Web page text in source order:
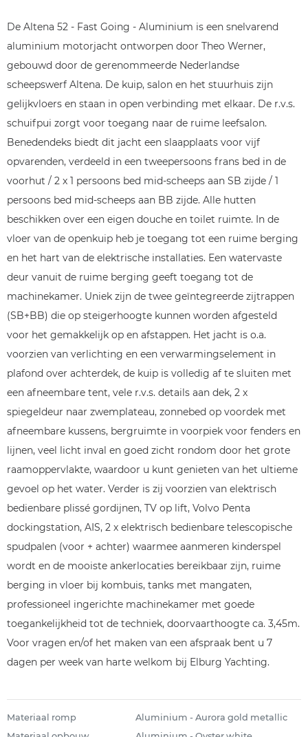
De Altena 52 - Fast Going - Aluminium is een snelvarend
aluminium motorjacht ontworpen door Theo Werner,
gebouwd door de gerenommeerde Nederlandse
scheepswerf Altena. De kuip, salon en het stuurhuis zijn
gelijkvloers en staan in open verbinding met elkaar. De r.v.s.
schuifpui zorgt voor toegang naar de ruime leefsalon.
Benedendeks biedt dit jacht een slaapplaats voor vijf
opvarenden, verdeeld in een tweepersoons frans bed in de
voorhut / 2 x 1 persoons bed mid-scheeps aan SB zijde / 1
persoons bed mid-scheeps aan BB zijde. Alle hutten
beschikken over een eigen douche en toilet ruimte. In de
vloer van de openkuip heb je toegang tot een ruime berging
en het hart van de elektrische installaties. Een watervaste
deur vanuit de ruime berging geeft toegang tot de
machinekamer. Uniek zijn de twee geïntegreerde zijtrappen
(SB+BB) die op steigerhoogte kunnen worden afgesteld
voor het gemakkelijk op en afstappen. Het jacht is o.a.
voorzien van verlichting en een verwarmingselement in
plafond over achterdek, de kuip is volledig af te sluiten met
een afneembare tent, vele r.v.s. details aan dek, 2 x
spiegeldeur naar zwemplateau, zonnebed op voordek met
afneembare kussens, bergruimte in voorpiek voor fenders en
lijnen, veel licht inval en goed zicht rondom door het grote
raamoppervlakte, waardoor u kunt genieten van het ultieme
gevoel op het water. Verder is zij voorzien van elektrisch
bedienbare plissé gordijnen, TV op lift, Volvo Penta
dockingstation, AIS, 2 x elektrisch bedienbare telescopische
spudpalen (voor + achter) waarmee aanmeren kinderspel
wordt en de mooiste ankerlocaties bereikbaar zijn, ruime
berging in vloer bij kombuis, tanks met mangaten,
professioneel ingerichte machinekamer met goede
toegankelijkheid tot de techniek, doorvaarthoogte ca. 3,45m.
Voor vragen en/of het maken van een afspraak bent u 7
dagen per week van harte welkom bij Elburg Yachting.
Materiaal romp
Aluminium - Aurora gold metallic